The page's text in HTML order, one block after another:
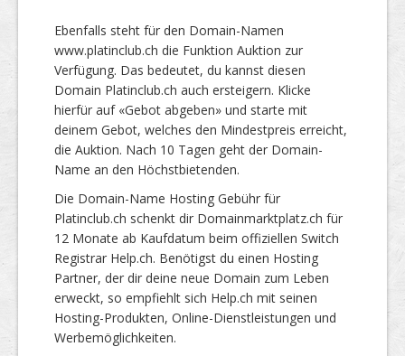
Ebenfalls steht für den Domain-Namen
www.platinclub.ch die Funktion Auktion zur
Verfügung. Das bedeutet, du kannst diesen
Domain Platinclub.ch auch ersteigern. Klicke
hierfür auf «Gebot abgeben» und starte mit
deinem Gebot, welches den Mindestpreis erreicht,
die Auktion. Nach 10 Tagen geht der Domain-
Name an den Höchstbietenden.
Die Domain-Name Hosting Gebühr für
Platinclub.ch schenkt dir Domainmarktplatz.ch für
12 Monate ab Kaufdatum beim offiziellen Switch
Registrar Help.ch. Benötigst du einen Hosting
Partner, der dir deine neue Domain zum Leben
erweckt, so empfiehlt sich Help.ch mit seinen
Hosting-Produkten, Online-Dienstleistungen und
Werbemöglichkeiten.